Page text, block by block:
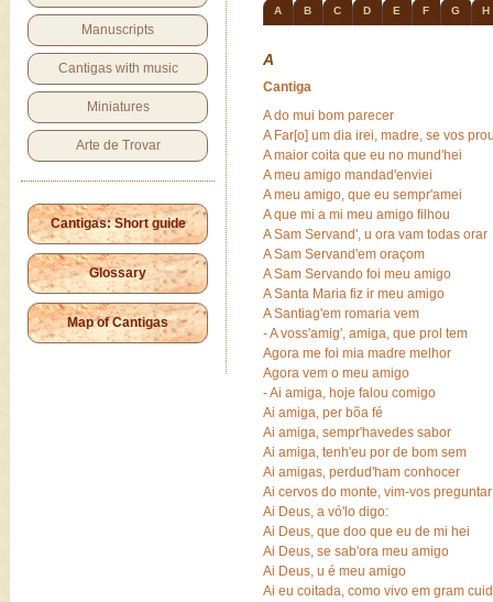
Manuscripts
Cantigas with music
Miniatures
Arte de Trovar
Cantigas: Short guide
Glossary
Map of Cantigas
A B C D E F G H
A
Cantiga
A do mui bom parecer
A Far[o] um dia irei, madre, se vos
A maior coita que eu no mund'hei
A meu amigo mandad'enviei
A meu amigo, que eu sempr'amei
A que mi a mi meu amigo filhou
A Sam Servand', u ora vam todas orar
A Sam Servand'em oraçom
A Sam Servando foi meu amigo
A Santa Maria fiz ir meu amigo
A Santiag'em romaria vem
- A voss'amig', amiga, que prol tem
Agora me foi mia madre melhor
Agora vem o meu amigo
- Ai amiga, hoje falou comigo
Ai amiga, per bõa fé
Ai amiga, sempr'havedes sabor
Ai amiga, tenh'eu por de bom sem
Ai amigas, perdud'ham conhocer
Ai cervos do monte, vim-vos preguntar
Ai Deus, a vó'lo digo:
Ai Deus, que doo que eu de mi hei
Ai Deus, se sab'ora meu amigo
Ai Deus, u é meu amigo
Ai eu coitada, como vivo em gram